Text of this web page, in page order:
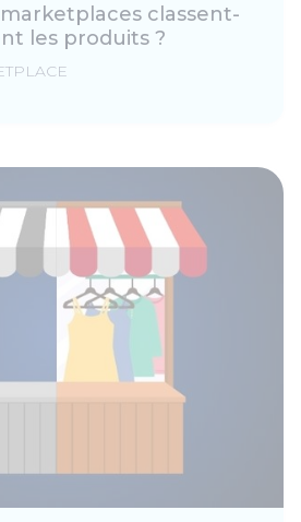
classent-
les produits ?